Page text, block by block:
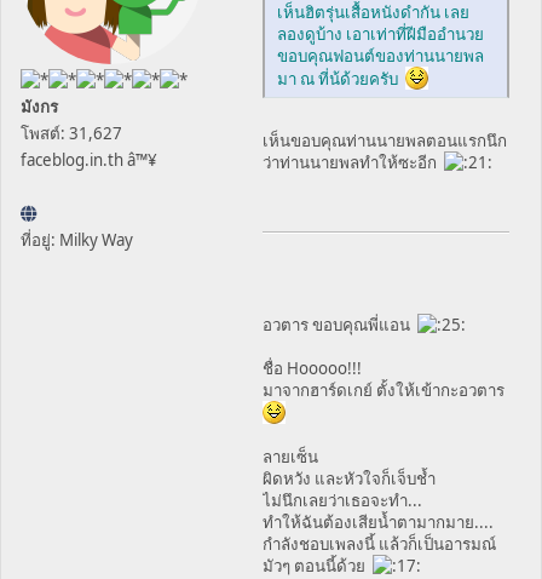
มังกร
โพสต์: 31,627
faceblog.in.th â™¥
ที่อยู่: Milky Way
เห็นฮิตรุ่นเสื้อหนังดำกัน เลย
ลองดูบ้าง เอาเท่าที่ฝีมืออำนวย
ขอบคุณฟอนต์ของท่านนายพล
มา ณ ที่น้ด้วยครับ
เห็นขอบคุณท่านนายพลตอนแรกนึก
ว่าท่านนายพลทำให้ซะอีก
อวตาร ขอบคุณพี่แอน
ชื่อ Hooooo!!!
มาจากฮาร์ดเกย์ ตั้งให้เข้ากะอวตาร
ลายเซ็น
ผิดหวัง และหัวใจก็เจ็บช้ำ
ไม่นึกเลยว่าเธอจะทำ...
ทำให้ฉันต้องเสียน้ำตามากมาย....
กำลังชอบเพลงนี้ แล้วก็เป็นอารมณ์
มัวๆ ตอนนี้ด้วย